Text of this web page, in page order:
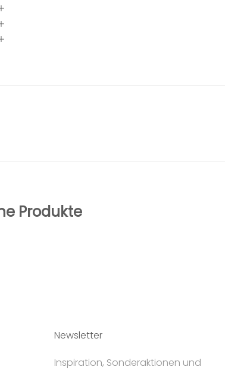
Produkte
Newsletter
Inspiration, Sonderaktionen und